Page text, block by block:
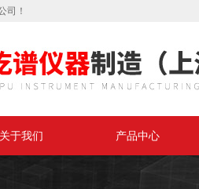
司！
关于我们 产品中心